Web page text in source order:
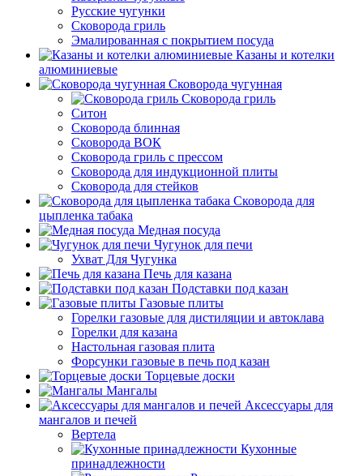
Русские чугунки
Сковорода гриль
Эмалированная с покрытием посуда
Казаны и котелки
алюминиевые
Сковорода чугунная
Сковорода гриль
Ситон
Сковорода блинная
Сковорода ВОК
Сковорода гриль с прессом
Сковорода для индукционной плиты
Сковорода для стейков
Сковорода для
цыпленка табака
Медная посуда
Чугунок для печи
Ухват Для Чугунка
Печь для казана
Подставки под казан
Газовые плиты
Горелки газовые для дистиляции и автоклава
Горелки для казана
Настольная газовая плита
Форсунки газовые в печь под казан
Торцевые доски
Мангалы
Аксессуары для
мангалов и печей
Вертела
Кухонные
принадлежности